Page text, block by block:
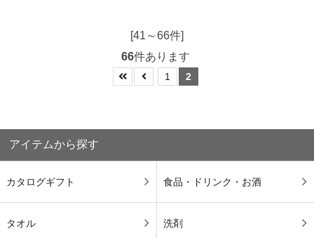
[41～66件]
66件あります
1 2
アイテムから探す
カタログギフト 食品・ドリンク・お酒
タオル 洗剤